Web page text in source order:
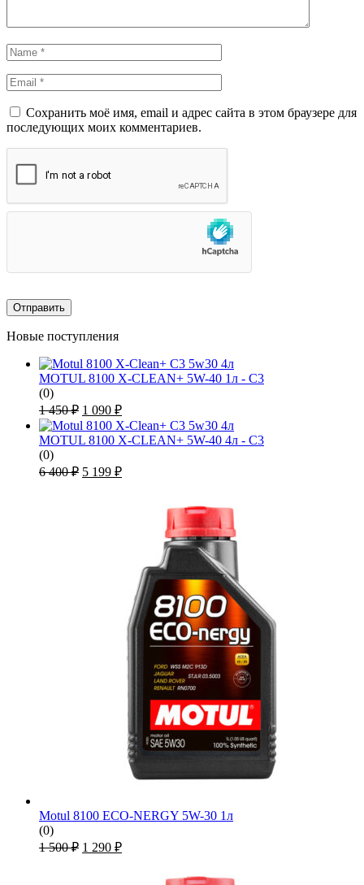
Сохранить моё имя, email и адрес сайта в этом браузере для
последующих моих комментариев.
Новые поступления
MOTUL 8100 X-CLEAN+ 5W-40 1л - C3
(0)
1 450₽ Первоначальная
цена
составляла
1
450 ₽.
1 090 ₽Текущая
цена:
1
MOTUL 8100 X-CLEAN+ 5W-40 4л - C3
(0)
6 400₽ Первоначальная
5 199 ₽Текущая
Motul 8100 ECO-NERGY 5W-30 1л
(0)
1 500₽ Первоначальная
1 290 ₽Текущая